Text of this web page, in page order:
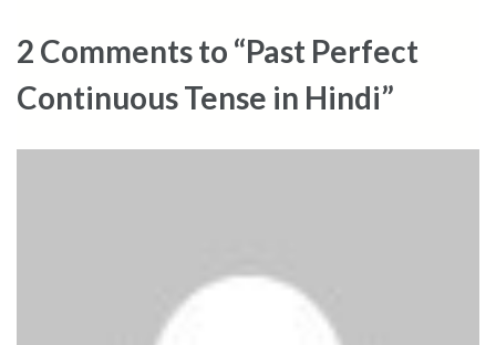
2 Comments to “Past Perfect
Continuous Tense in Hindi”